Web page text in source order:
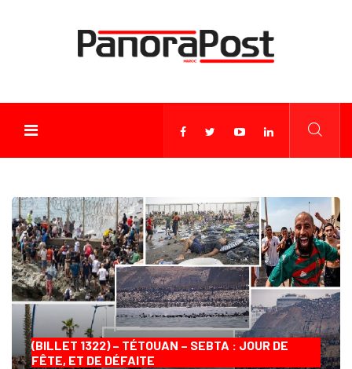
(BILLET 1322) – TÉTOUAN – SEBTA : JOUR DE
FÊTE, ET DE DÉFAITE